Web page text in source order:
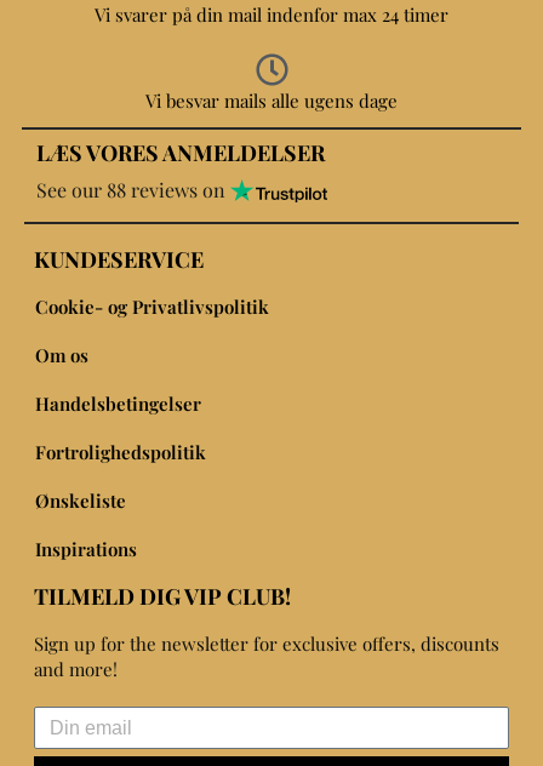
Vi svarer på din mail indenfor max 24 timer
Vi besvar mails alle ugens dage
LÆS VORES ANMELDELSER
See our 88 reviews on
KUNDESERVICE
Cookie- og Privatlivspolitik
Om os
Handelsbetingelser
Fortrolighedspolitik
Ønskeliste
Inspirations
TILMELD DIG VIP CLUB!
Sign up for the newsletter for exclusive offers, discounts
and more!